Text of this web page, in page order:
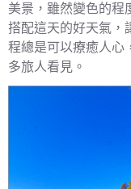
美景，雖然變色的程
搭配這天的好天氣，
程總是可以療癒人心
多旅人看見。